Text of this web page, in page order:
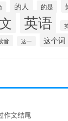
的人 的是
英语
音 这一 这个词
作文结尾